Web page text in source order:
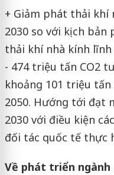
+ Giảm phát thải khí
2030 so với kịch
thải khí nhà kính
- 474 triệu tấn CO2
khoảng 101 triệu
2050. Hướng tới đạt
2030 với điều kiện
đối tác quốc tế thực
Về phát triển ngành